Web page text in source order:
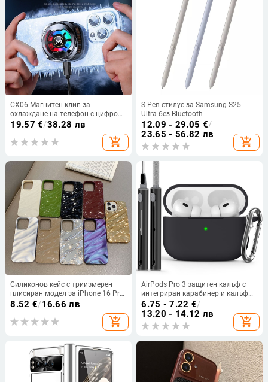
CX06 Магнитен клип за
охлаждане на телефон с цифров
дисплей, 15W полупроводниково
охлаждаща плоча от ABS и сплав
19.57 €/38.28 лв
add_shopping_cart
S Pen стилус за Samsung S25
Ultra без Bluetooth
12.09 - 29.05 €/
23.65 - 56.82 лв
add_shopping_cart
Силиконов кейс с триизмерен
плисиран модел за iPhone 16 Pro
Max и iPhone 15/14/13 – мек,
8.52 €/16.66 лв
add_shopping_cart
AirPods Pro 3 защитен калъф с
интегриран карабинер и калъф
за почистваща писалка в същия
цвят
6.75 - 7.22 €/
13.20 - 14.12 лв
add_shopping_cart